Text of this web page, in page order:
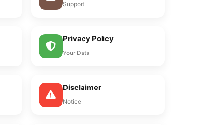
Support
Privacy Policy
Your Data
Disclaimer
Notice